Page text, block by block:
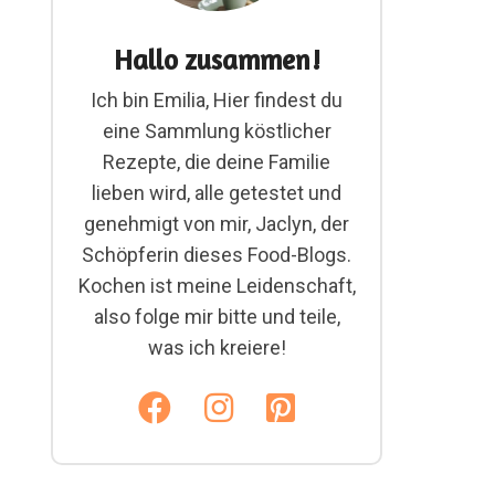
Hallo zusammen!
Ich bin Emilia, Hier findest du
eine Sammlung köstlicher
Rezepte, die deine Familie
lieben wird, alle getestet und
genehmigt von mir, Jaclyn, der
Schöpferin dieses Food-Blogs.
Kochen ist meine Leidenschaft,
also folge mir bitte und teile,
was ich kreiere!